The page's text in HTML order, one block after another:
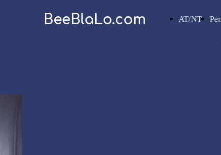
AT/NT
BeeBlaLo.com